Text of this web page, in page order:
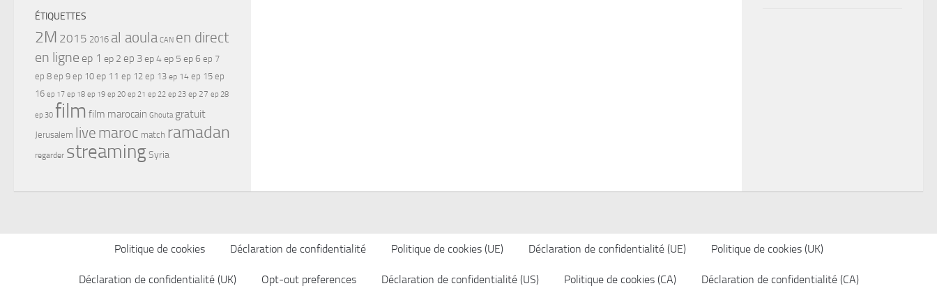
ÉTIQUETTES
2M 2015 2016 al aoula CAN en direct
en ligne ep 1 ep 2 ep 3ep 4ep 5 ep 6 ep 7
ep 8 ep 9 ep 10 ep 11 ep 12 ep 13 ep 14 ep 15 ep
16 ep 17 ep 18 ep 19 ep 20 ep 21 ep 22 ep 23 ep 27 ep 28
ep 30 film film marocain Ghouta gratuit
Jerusalem live maroc match ramadan
regarder streamingSyria
Politique de cookies Déclaration de confidentialité Politique de cookies (UE) Déclaration de confidentialité (UE) Politique de cookies (UK)
Déclaration de confidentialité (UK) Opt-out preferences Déclaration de confidentialité (US) Politique de cookies (CA) Déclaration de confidentialité (CA)